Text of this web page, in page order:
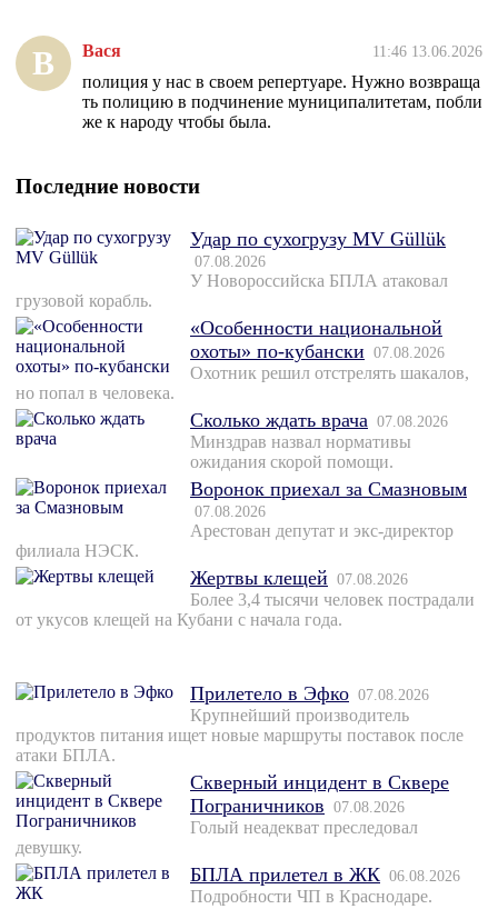
В Вася 11:46 13.06.2026
полиция у нас в своем репертуаре. Нужно возвраща
ть полицию в подчинение муниципалитетам, побли
же к народу чтобы была.
Последние новости
Удар по сухогрузу MV Güllük
07.08.2026
У Новороссийска БПЛА атаковал
грузовой корабль.
«Особенности национальной
охоты» по-кубански 07.08.2026
Охотник решил отстрелять шакалов,
но попал в человека.
Сколько ждать врача 07.08.2026
Минздрав назвал нормативы
ожидания скорой помощи.
Воронок приехал за Смазновым
07.08.2026
Арестован депутат и экс-директор
филиала НЭСК.
Жертвы клещей 07.08.2026
Более 3,4 тысячи человек пострадали
от укусов клещей на Кубани с начала года.
Прилетело в Эфко 07.08.2026
Крупнейший производитель
продуктов питания ищет новые маршруты поставок после
атаки БПЛА.
Скверный инцидент в Сквере
Пограничников 07.08.2026
Голый неадекват преследовал
девушку.
БПЛА прилетел в ЖК 06.08.2026
Подробности ЧП в Краснодаре.